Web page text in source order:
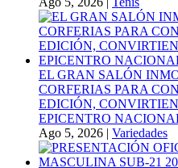
EL GRAN SALÓN
CORFERIAS PARA
EDICIÓN,
EPICENTRO
Ago 5, 2026 | Variedades